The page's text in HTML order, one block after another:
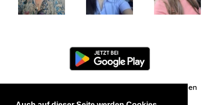
Zuschriften/Erfahrungen